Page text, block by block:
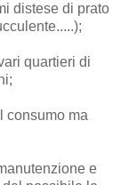
distese di prato
quartieri di
consumo ma
e